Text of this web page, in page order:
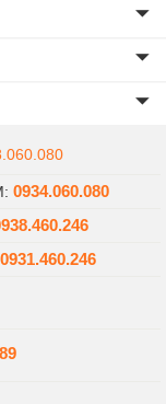
0934.060.080
0931.460.246